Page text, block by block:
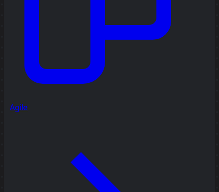
Agile